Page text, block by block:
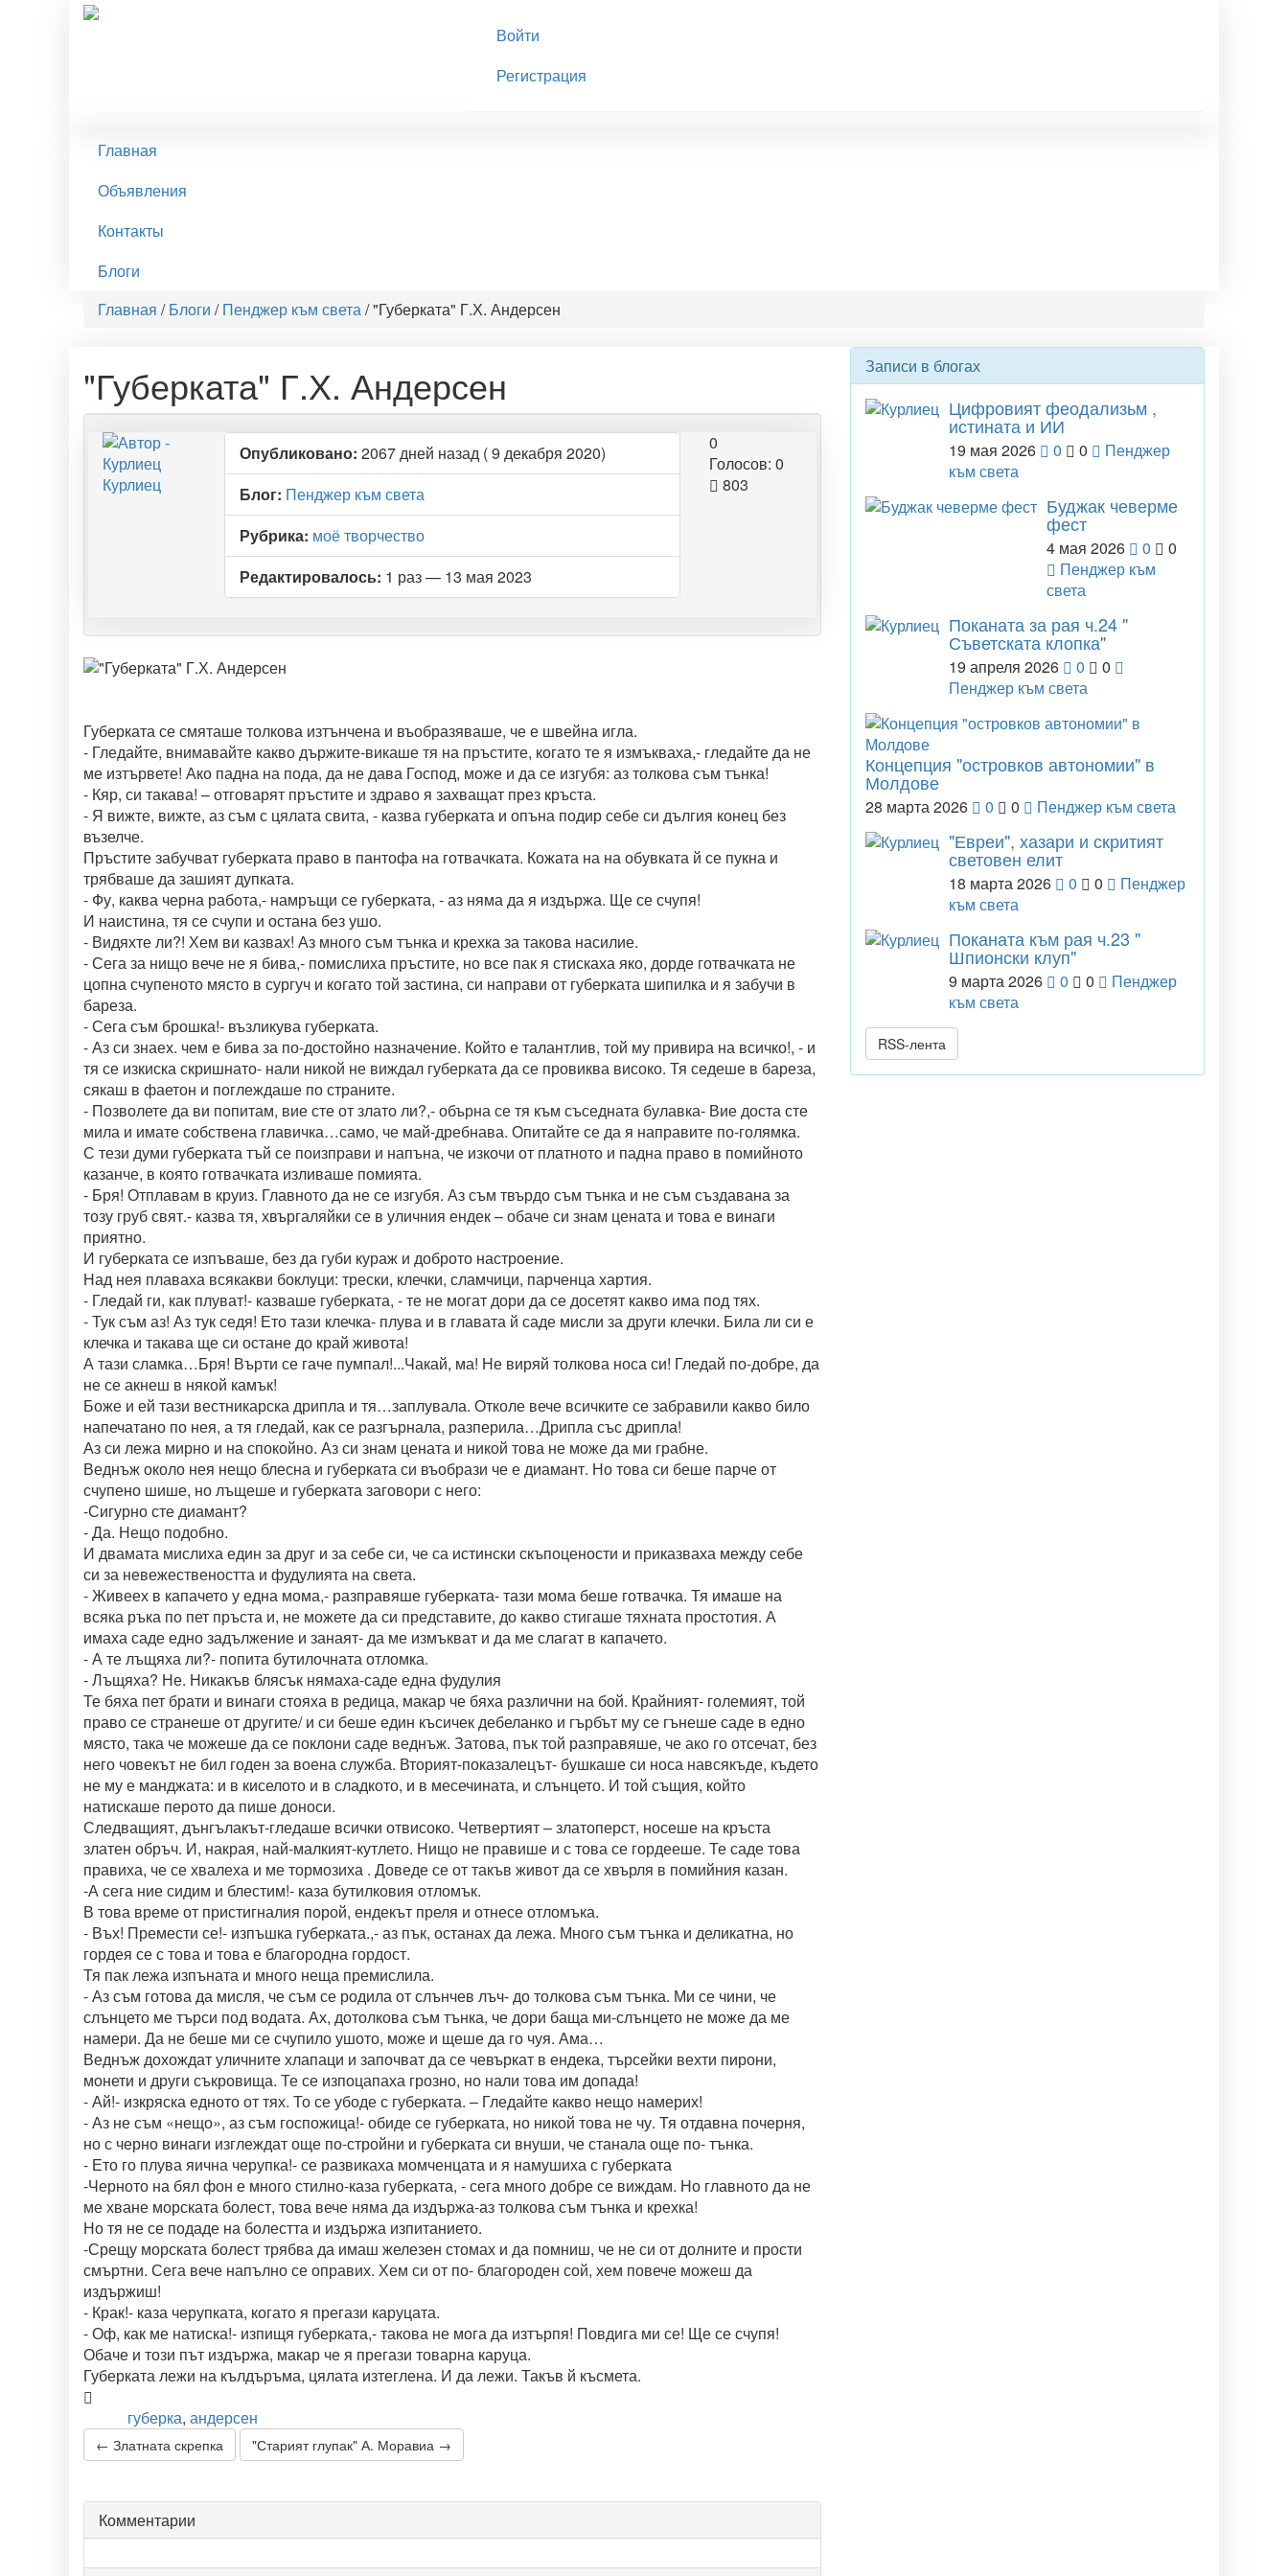
Войти
Регистрация
Главная
Объявления
Контакты
Блоги
Главная /Блоги /Пенджер към света/"Губерката" Г.Х. Андерсен
"Губерката" Г.Х. Андерсен
Курлиец
Опубликовано: 2067 дней назад ( 9 декабря 2020)
Блог: Пенджер към света
Рубрика: моё творчество
Редактировалось: 1 раз — 13 мая 2023
0
Голосов: 0
803
Губерката се смяташе толкова изтънчена и въобразяваше, че е швейна игла.
- Гледайте, внимавайте какво държите-викаше тя на пръстите, когато те я измъкваха,- гледайте да не
ме изтървете! Ако падна на пода, да не дава Господ, може и да се изгубя: аз толкова съм тънка!
- Кяр, си такава! – отговарят пръстите и здраво я захващат през кръста.
- Я вижте, вижте, аз съм с цялата свита, - казва губерката и опъна подир себе си дългия конец без
възелче.
Пръстите забучват губерката право в пантофа на готвачката. Кожата на на обувката й се пукна и
трябваше да зашият дупката.
- Фу, каква черна работа,- намръщи се губерката, - аз няма да я издържа. Ще се счупя!
И наистина, тя се счупи и остана без ушо.
- Видяхте ли?! Хем ви казвах! Аз много съм тънка и крехка за такова насилие.
- Сега за нищо вече не я бива,- помислиха пръстите, но все пак я стискаха яко, дорде готвачката не
цопна счупеното място в сургуч и когато той застина, си направи от губерката шипилка и я забучи в
бареза.
- Сега съм брошка!- възликува губерката.
- Аз си знаех. чем е бива за по-достойно назначение. Който е талантлив, той му привира на всичко!, - и
тя се изкиска скришнато- нали никой не виждал губерката да се провиква високо. Тя седеше в бареза,
сякаш в фаетон и поглеждаше по страните.
- Позволете да ви попитам, вие сте от злато ли?,- обърна се тя към съседната булавка- Вие доста сте
мила и имате собствена главичка…само, че май-дребнава. Опитайте се да я направите по-голямка.
С тези думи губерката тъй се поизправи и напъна, че изкочи от платното и падна право в помийното
казанче, в която готвачката изливаше помията.
- Бря! Отплавам в круиз. Главното да не се изгубя. Аз съм твърдо съм тънка и не съм създавана за
тозу груб свят.- казва тя, хвъргаляйки се в уличния ендек – обаче си знам цената и това е винаги
приятно.
И губерката се изпъваше, без да губи кураж и доброто настроение.
Над нея плаваха всякакви боклуци: трески, клечки, сламчици, парченца хартия.
- Гледай ги, как плуват!- казваше губерката, - те не могат дори да се досетят какво има под тях.
- Тук съм аз! Аз тук седя! Ето тази клечка- плува и в главата й саде мисли за други клечки. Била ли си е
клечка и такава ще си остане до край живота!
А тази сламка…Бря! Върти се гаче пумпал!...Чакай, ма! Не виряй толкова носа си! Гледай по-добре, да
не се акнеш в някой камък!
Боже и ей тази вестникарска дрипла и тя…заплувала. Отколе вече всичките се забравили какво било
напечатано по нея, а тя гледай, как се разгърнала, разперила…Дрипла със дрипла!
Аз си лежа мирно и на спокойно. Аз си знам цената и никой това не може да ми грабне.
Веднъж около нея нещо блесна и губерката си въобрази че е диамант. Но това си беше парче от
счупено шише, но лъщеше и губерката заговори с него:
-Сигурно сте диамант?
- Да. Нещо подобно.
И двамата мислиха един за друг и за себе си, че са истински скъпоцености и приказваха между себе
си за невежествеността и фудулията на света.
- Живеех в капачето у една мома,- разправяше губерката- тази мома беше готвачка. Тя имаше на
всяка ръка по пет пръста и, не можете да си представите, до какво стигаше тяхната простотия. А
имаха саде едно задължение и занаят- да ме измъкват и да ме слагат в капачето.
- А те лъщяха ли?- попита бутилочната отломка.
- Лъщяха? Не. Никакъв блясък нямаха-саде една фудулия
Те бяха пет брати и винаги стояха в редица, макар че бяха различни на бой. Крайният- големият, той
право се странеше от другите/ и си беше един късичек дебеланко и гърбът му се гънеше саде в едно
място, така че можеше да се поклони саде веднъж. Затова, пък той разправяше, че ако го отсечат, без
него човекът не бил годен за воена служба. Вторият-показалецът- бушкаше си носа навсякъде, където
не му е манджата: и в киселото и в сладкото, и в месечината, и слънцето. И той същия, който
натискаше перото да пише доноси.
Следващият, дънгълакът-гледаше всички отвисоко. Четвертият – златоперст, носеше на кръста
златен обръч. И, накрая, най-малкият-кутлето. Нищо не правише и с това се гордееше. Те саде това
правиха, че се хвалеха и ме тормозиха . Доведе се от такъв живот да се хвърля в помийния казан.
-А сега ние сидим и блестим!- каза бутилковия отломък.
В това време от пристигналия порой, ендекът преля и отнесе отломъка.
- Въх! Премести се!- изпъшка губерката.,- аз пък, останах да лежа. Много съм тънка и деликатна, но
гордея се с това и това е благородна гордост.
Тя пак лежа изпъната и много неща премислила.
- Аз съм готова да мисля, че съм се родила от слънчев лъч- до толкова съм тънка. Ми се чини, че
слънцето ме търси под водата. Ах, дотолкова съм тънка, че дори баща ми-слънцето не може да ме
намери. Да не беше ми се счупило ушото, може и щеше да го чуя. Ама…
Веднъж дохождат уличните хлапаци и започват да се чевъркат в ендека, търсейки вехти пирони,
монети и други съкровища. Те се изпоцапаха грозно, но нали това им допада!
- Ай!- изкряска едното от тях. То се убоде с губерката. – Гледайте какво нещо намерих!
- Аз не съм «нещо», аз съм госпожица!- обиде се губерката, но никой това не чу. Тя отдавна почерня,
но с черно винаги изглеждат още по-стройни и губерката си внуши, че станала още по- тънка.
- Ето го плува яична черупка!- се развикаха момченцата и я намушиха с губерката
-Черното на бял фон е много стилно-каза губерката, - сега много добре се виждам. Но главното да не
ме хване морската болест, това вече няма да издържа-аз толкова съм тънка и крехка!
Но тя не се подаде на болестта и издържа изпитанието.
-Срещу морската болест трябва да имаш железен стомах и да помниш, че не си от долните и прости
смъртни. Сега вече напълно се оправих. Хем си от по- благороден сой, хем повече можеш да
издържиш!
- Крак!- каза черупката, когато я прегази каруцата.
- Оф, как ме натиска!- изпищя губерката,- такова не мога да изтърпя! Повдига ми се! Ще се счупя!
Обаче и този път издържа, макар че я прегази товарна каруца.
Губерката лежи на кълдъръма, цялата изтеглена. И да лежи. Такъв й късмета.
губерка,андерсен
← Златната скрепка "Старият глупак" А. Моравиа →
Комментарии
Записи в блогах
Цифровият феодализьм ,
истината и ИИ
19 мая 2026 0 0
Пенджер
към света
Буджак чеверме
фест
4 мая 2026 0
0
Пенджер към
света
Поканата за рая ч.24 "
Съветската клопка"
19 апреля 2026 0
0
Пенджер към света
Концепция "островков автономии" в
Молдове
28 марта 2026 0 0 Пенджер към света
"Евреи", хазари и скритият
световен елит
18 марта 2026 0 0
Пенджер
към света
Поканата към рая ч.23 "
Шпионски клуп"
9 марта 2026 0 0
Пенджер
към света
RSS-лента